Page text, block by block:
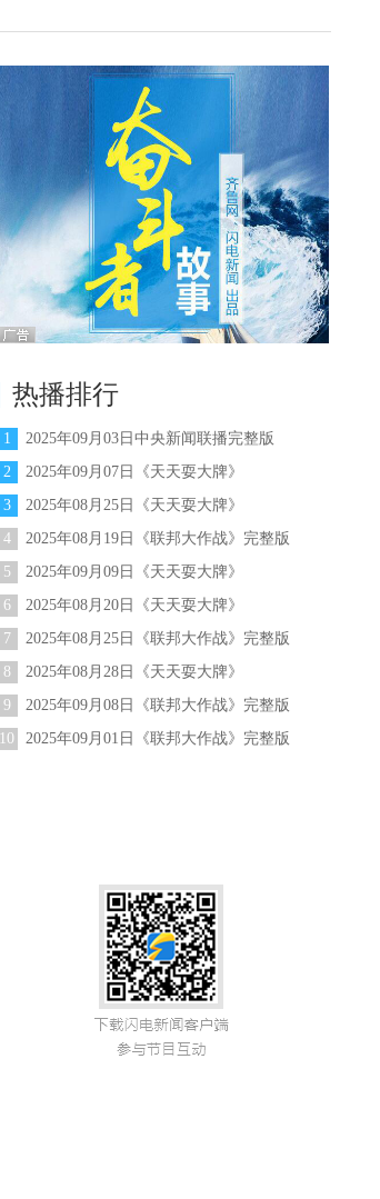
热播排行
1
2025年09月03日中央新闻联播完整版
2
2025年09月07日《天天耍大牌》
3
2025年08月25日《天天耍大牌》
4
2025年08月19日《联邦大作战》完整版
5
2025年09月09日《天天耍大牌》
6
2025年08月20日《天天耍大牌》
7
2025年08月25日《联邦大作战》完整版
8
2025年08月28日《天天耍大牌》
9
2025年09月08日《联邦大作战》完整版
10
2025年09月01日《联邦大作战》完整版